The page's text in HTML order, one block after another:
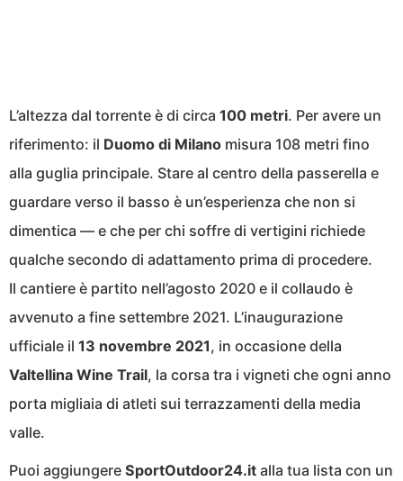
L’altezza dal torrente è di circa 100 metri. Per avere un
riferimento: il Duomo di Milano misura 108 metri fino
alla guglia principale. Stare al centro della passerella e
guardare verso il basso è un’esperienza che non si
dimentica — e che per chi soffre di vertigini richiede
qualche secondo di adattamento prima di procedere.
Il cantiere è partito nell’agosto 2020 e il collaudo è
avvenuto a fine settembre 2021. L’inaugurazione
ufficiale il 13 novembre 2021, in occasione della
Valtellina Wine Trail, la corsa tra i vigneti che ogni anno
porta migliaia di atleti sui terrazzamenti della media
valle.
Puoi aggiungere SportOutdoor24.it alla tua lista con un